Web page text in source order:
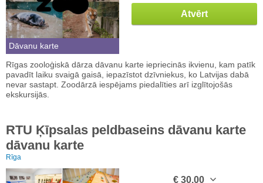
Dāvanu karte
Atvērt
Rīgas zooloģiskā dārza dāvanu karte iepriecinās ikvienu, kam patīk
pavadīt laiku svaigā gaisā, iepazīstot dzīvniekus, ko Latvijas dabā
nevar sastapt. Zoodārzā iespējams piedalīties arī izglītojošās
ekskursijās.
RTU Ķīpsalas peldbaseins dāvanu karte
dāvanu karte
Rīga
€ 30.00